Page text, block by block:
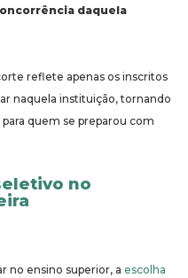
daquela
reflete apenas os inscritos
naquela instituição, tornando
quem se preparou com
no
no ensino superior, a escolha